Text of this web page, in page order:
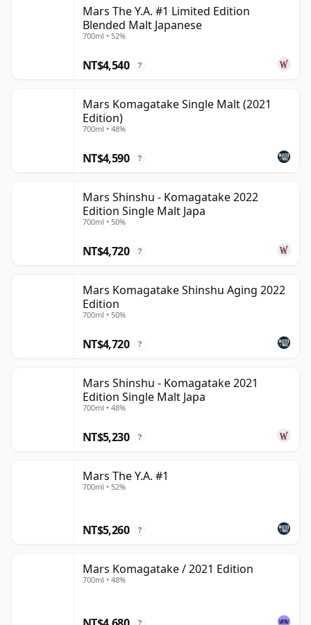
Mars The Y.A. #1 Limited Edition
Blended Malt Japanese
700ml • 52%
NT$4,540 ?
Mars Komagatake Single Malt (2021
Edition)
700ml • 48%
NT$4,590 ?
Mars Shinshu - Komagatake 2022
Edition Single Malt Japa
700ml • 50%
NT$4,720 ?
Mars Komagatake Shinshu Aging 2022
Edition
700ml • 50%
NT$4,720 ?
Mars Shinshu - Komagatake 2021
Edition Single Malt Japa
700ml • 48%
NT$5,230 ?
Mars The Y.A. #1
700ml • 52%
NT$5,260 ?
Mars Komagatake / 2021 Edition
700ml • 48%
?